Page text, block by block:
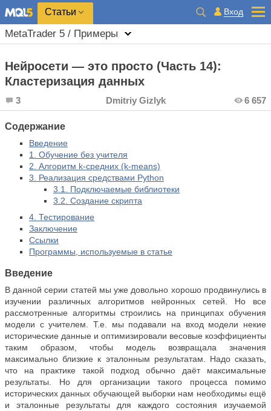
Статьи Вход
MetaTrader 5 / Примеры
Нейросети — это просто (Часть 14):
Кластеризация данных
3 Dmitriy Gizlyk 6 657
Содержание
Введение
1. Обучение без учителя
2. Алгоритм k-средних (k-means)
3. Реализация средствами Python
3.1. Подключаемые библиотеки
3.2. Создание скрипта
4. Тестирование
Заключение
Ссылки
Программы, используемые в статье
Введение
В данной серии статей мы уже довольно хорошо продвинулись в
изучении различных алгоритмов нейронных сетей. Но все
рассмотренные алгоритмы строились на принципах обучения
модели с учителем. Т.е. мы подавали на вход модели некие
исторические данные и оптимизировали весовые коэффициенты
таким образом, чтобы модель возвращала значения
максимально близкие к эталонным результатам. Надо сказать,
что на практике такой подход обычно даёт максимальные
результаты. Но для организации такого процесса помимо
исторических данных обучающей выборки нам необходимы ещё
и эталонные результаты для каждого состояния изучаемой